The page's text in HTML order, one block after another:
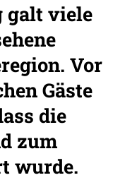
galt viele
Vor
Gäste
die
zum
wurde.